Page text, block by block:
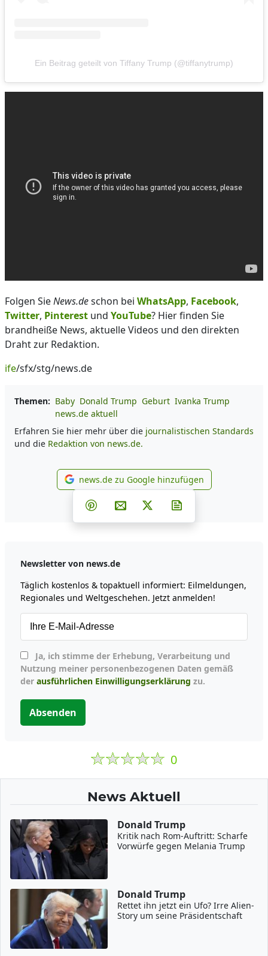
Ein Beitrag geteilt von Tiffany Trump (@tiffanytrump)
Folgen SieNews.deschon bei WhatsApp, Facebook,
Twitter, Pinterest und YouTube? Hier finden Sie
brandheiße News, aktuelle Videos und den direkten
Draht zur Redaktion.
ife/sfx/stg/news.de
Themen: Baby Donald Trump Geburt Ivanka Trump
news.de aktuell
Erfahren Sie hier mehr über die journalistischen Standards
und die Redaktion von news.de.
news.de zu Google
news.de zu Google hinzufügen
Teilen auf Facebook
Teilen auf Whatsapp
Teilen auf Telegram
Teilen auf Pinterest
Per E-Mail teilen
Post auf X
Newsletter von news.de
Täglich kostenlos & topaktuell informiert: Eilmeldungen,
Regionales und Weltgeschehen. Jetzt anmelden!
Nutzung meiner personenbezogenen Daten gemäß
der ausführlichen Einwilligungserklärung zu.
Absenden
0
News Aktuell
Donald Trump
Kritik nach Rom-Auftritt: Scharfe
Vorwürfe gegen Melania Trump
Donald Trump
Rettet ihn jetzt ein Ufo? Irre Alien-
Story um seine Präsidentschaft